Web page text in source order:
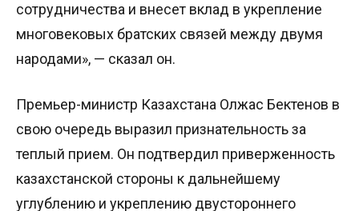
сотрудничества и внесет вклад в укрепление
многовековых братских связей между двумя
народами», — сказал он.
Премьер-министр Казахстана Олжас Бектенов в
свою очередь выразил признательность за
теплый прием. Он подтвердил приверженность
казахстанской стороны к дальнейшему
углублению и укреплению двустороннего